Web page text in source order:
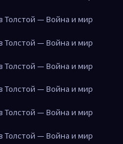
Толстой — Война и мир
Толстой — Война и мир
Толстой — Война и мир
Толстой — Война и мир
Толстой — Война и мир
Толстой — Война и мир